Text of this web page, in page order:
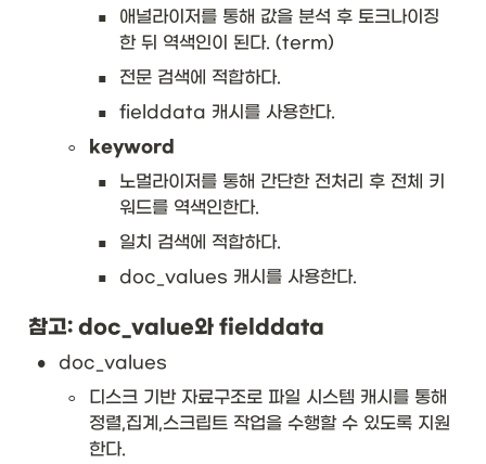
▪
애널라이저를 통해 값을 분석 후 토크나이징
한 뒤 역색인이 된다. (term)
▪ 전문 검색에 적합하다.
▪ fielddata 캐시를 사용한다.
◦ keyword
▪
노멀라이저를 통해 간단한 전처리 후 전체 키
워드를 역색인한다.
▪ 일치 검색에 적합하다.
▪ doc_values 캐시를 사용한다.
참고: doc_value와 fielddata
• doc_values
◦
디스크 기반 자료구조로 파일 시스템 캐시를 통해
정렬,집계,스크립트 작업을 수행할 수 있도록 지원
한다.